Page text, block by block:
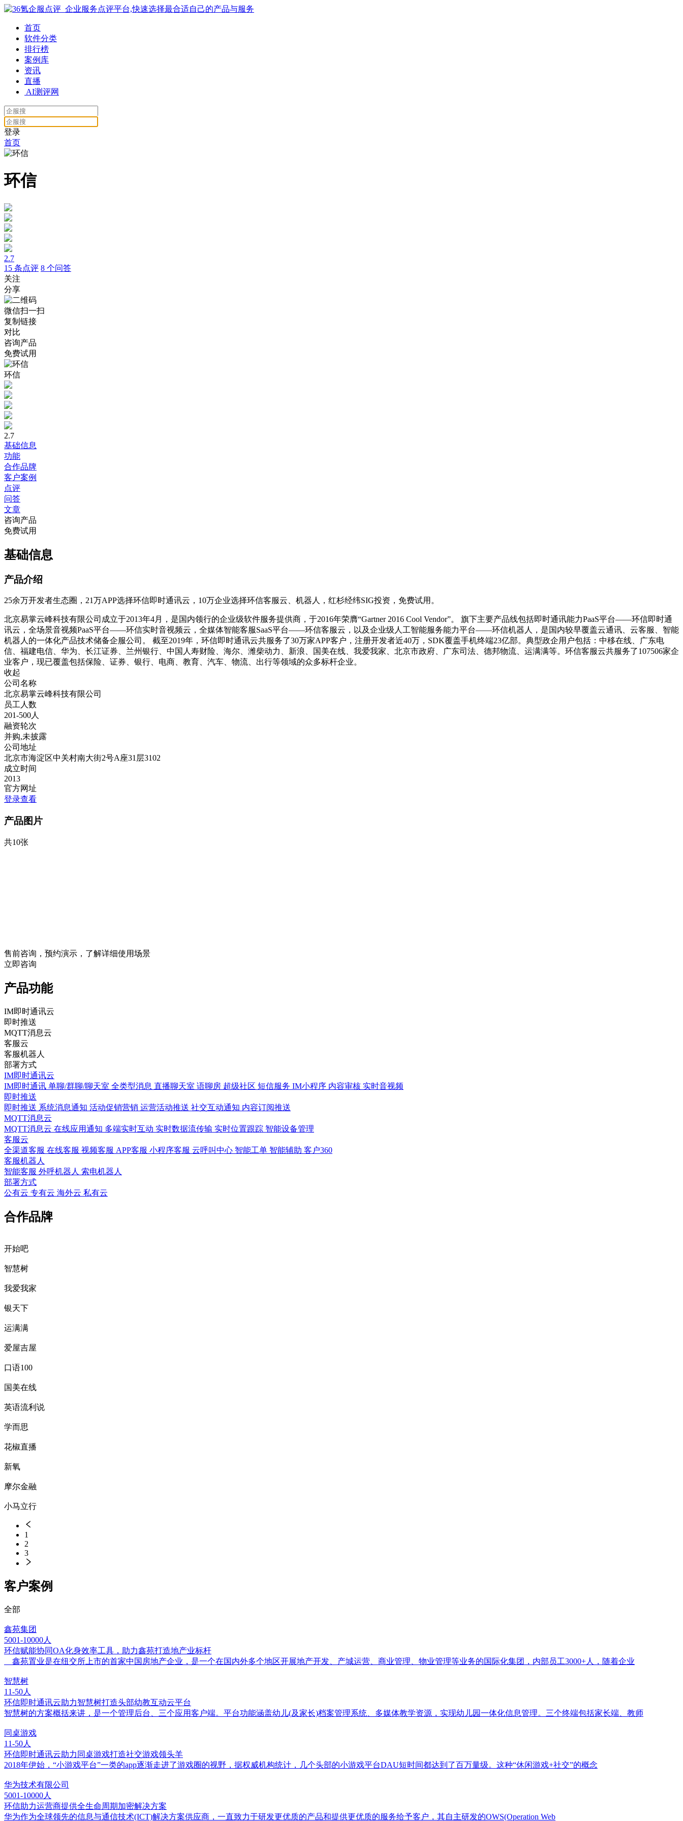
首页
软件分类
排行榜
案例库
资讯
直播
AI测评网
登录
首页
环信
2.7
15 条点评 8 个问答
关注
分享
微信扫一扫
复制链接
对比
咨询产品
免费试用
环信
2.7
基础信息
功能
合作品牌
客户案例
点评
问答
文章
咨询产品
免费试用
基础信息
产品介绍
25余万开发者生态圈，21万APP选择环信即时通讯云，10万企业选择环信客服云、机器人，红杉经纬SIG投资，免费试用。
北京易掌云峰科技有限公司成立于2013年4月，是国内领行的企业级软件服务提供商，于2016年荣膺“Gartner 2016 Cool Vendor”。 旗下主要产品线包括即时通讯能力PaaS平台——环信即时通
讯云，全场景音视频PaaS平台——环信实时音视频云，全媒体智能客服SaaS平台——环信客服云，以及企业级人工智能服务能力平台——环信机器人，是国内较早覆盖云通讯、云客服、智能
机器人的一体化产品技术储备企服公司。 截至2019年，环信即时通讯云共服务了30万家APP客户，注册开发者近40万，SDK覆盖手机终端23亿部。典型政企用户包括：中移在线、广东电
信、福建电信、华为、长江证券、兰州银行、中国人寿财险、海尔、潍柴动力、新浪、国美在线、我爱我家、北京市政府、广东司法、德邦物流、运满满等。环信客服云共服务了107506家企
业客户，现已覆盖包括保险、证券、银行、电商、教育、汽车、物流、出行等领域的众多标杆企业。
收起
公司名称
北京易掌云峰科技有限公司
员工人数
201-500人
融资轮次
并购,未披露
公司地址
北京市海淀区中关村南大街2号A座31层3102
成立时间
2013
官方网址
登录查看
产品图片
共10张
售前咨询，预约演示，了解详细使用场景
立即咨询
产品功能
IM即时通讯云
即时推送
MQTT消息云
客服云
客服机器人
部署方式
IM即时通讯云
IM即时通讯 单聊/群聊/聊天室 全类型消息 直播聊天室 语聊房 超级社区 短信服务 IM小程序 内容审核 实时音视频
即时推送
即时推送 系统消息通知 活动促销营销 运营活动推送 社交互动通知 内容订阅推送
MQTT消息云
MQTT消息云 在线应用通知 多端实时互动 实时数据流传输 实时位置跟踪 智能设备管理
客服云
全渠道客服 在线客服 视频客服 APP客服 小程序客服 云呼叫中心 智能工单 智能辅助 客户360
客服机器人
智能客服 外呼机器人 索电机器人
部署方式
公有云 专有云 海外云 私有云
合作品牌
开始吧
智慧树
我爱我家
银天下
运满满
爱屋吉屋
口语100
国美在线
英语流利说
学而思
花椒直播
新氧
摩尔金融
小马立行
1
2
3
客户案例
全部
鑫苑集团
5001-10000人
环信赋能协同OA化身效率工具，助力鑫苑打造地产业标杆
鑫苑置业是在纽交所上市的首家中国房地产企业，是一个在国内外多个地区开展地产开发、产城运营、商业管理、物业管理等业务的国际化集团，内部员工3000+人，随着企业
智慧树
11-50人
环信即时通讯云助力智慧树打造头部幼教互动云平台
智慧树的方案概括来讲，是一个管理后台、三个应用客户端。平台功能涵盖幼儿(及家长)档案管理系统、多媒体教学资源，实现幼儿园一体化信息管理。三个终端包括家长端、教师
同桌游戏
11-50人
环信即时通讯云助力同桌游戏打造社交游戏领头羊
2018年伊始，“小游戏平台”一类的app逐渐走进了游戏圈的视野，据权威机构统计，几个头部的小游戏平台DAU短时间都达到了百万量级。这种“休闲游戏+社交”的概念
华为技术有限公司
5001-10000人
环信助力运营商提供全生命周期加密解决方案
华为作为全球领先的信息与通信技术(ICT)解决方案供应商，一直致力于研发更优质的产品和提供更优质的服务给予客户，其自主研发的OWS(Operation Web